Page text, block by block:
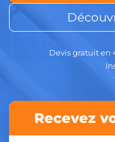
Devis gratuit en
Recevez